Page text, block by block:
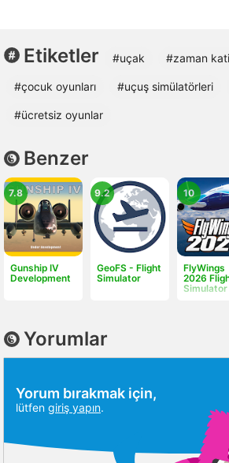
Etiketler #uçak #zaman
#çocuk oyunları #uçuş simülatörleri
#ücretsiz oyunlar
Benzer
Gunship IV
Development
7.8
GeoFS - Flight
Simulator
9.2
FlyWings
2026
Simulator
10
Yorumlar
Yorum bırakmak için,
lütfen giriş yapın.